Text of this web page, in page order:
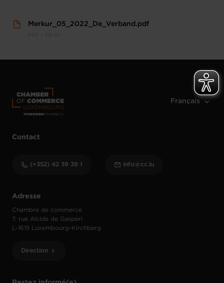
Merkur_05_2022_De_Verband.pdf
Adresse
Chambre de commerce
7, rue Alcide de Gasperi
L-1615 Luxembourg-Kirchberg
Direction
Contact
(+352) 42 39 39 1 info@cc.lu